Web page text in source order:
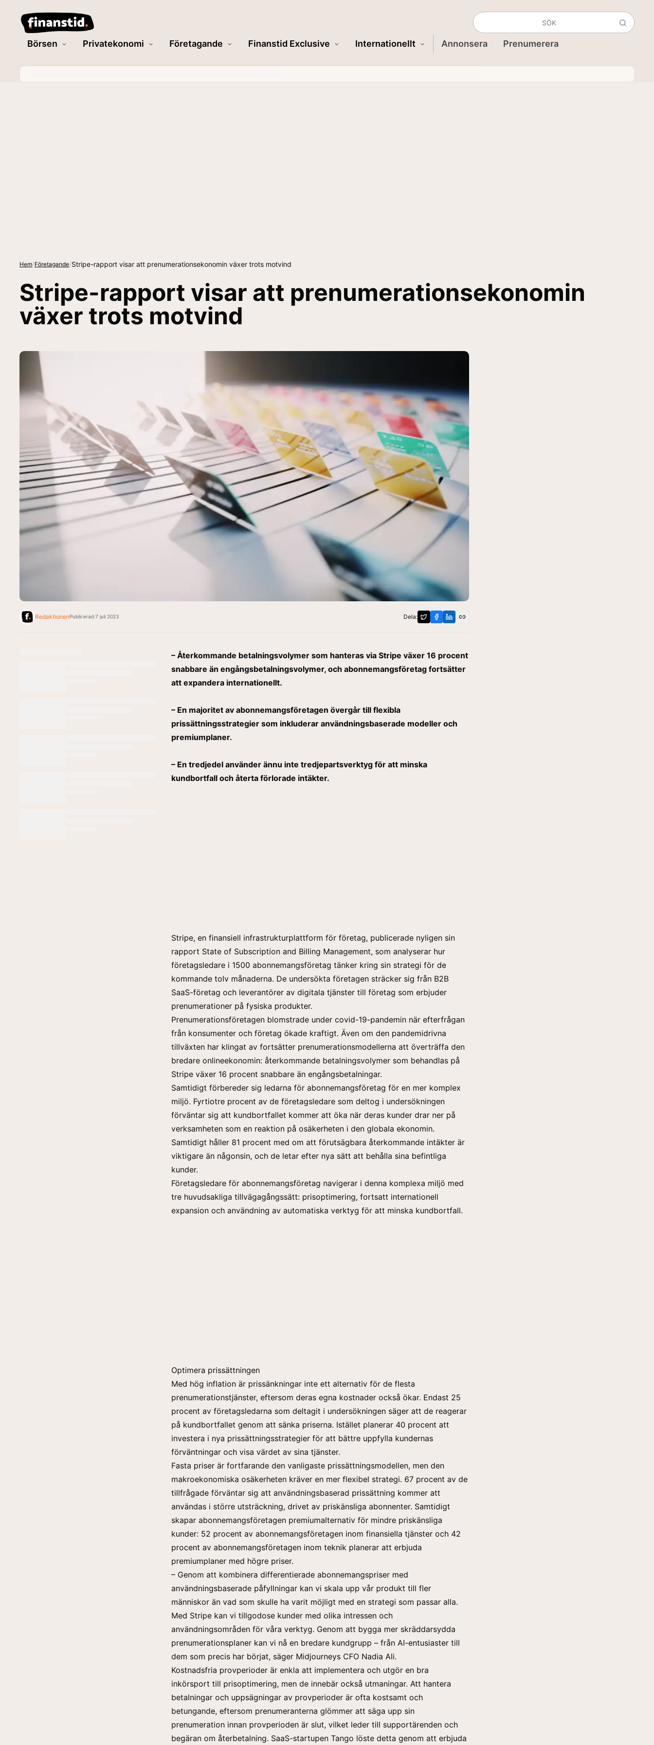
Börsen Privatekonomi Företagande Finanstid Exclusive Internationellt Annonsera Prenumerera
Hem/Företagande/Stripe-rapport visar att prenumerationsekonomin växer trots motvind
Stripe-rapport visar att prenumerationsekonomin
växer trots motvind
RedaktionenPublicerad:7 juli 2023 Dela:
– Återkommande betalningsvolymer som hanteras via Stripe växer 16 procent
snabbare än engångsbetalningsvolymer, och abonnemangsföretag fortsätter
att expandera internationellt.
– En majoritet av abonnemangsföretagen övergår till flexibla
prissättningsstrategier som inkluderar användningsbaserade modeller och
premiumplaner.
– En tredjedel använder ännu inte tredjepartsverktyg för att minska
kundbortfall och återta förlorade intäkter.
Stripe, en finansiell infrastrukturplattform för företag, publicerade nyligen sin
rapport State of Subscription and Billing Management, som analyserar hur
företagsledare i 1500 abonnemangsföretag tänker kring sin strategi för de
kommande tolv månaderna. De undersökta företagen sträcker sig från B2B
SaaS-företag och leverantörer av digitala tjänster till företag som erbjuder
prenumerationer på fysiska produkter.
Prenumerationsföretagen blomstrade under covid-19-pandemin när efterfrågan
från konsumenter och företag ökade kraftigt. Även om den pandemidrivna
tillväxten har klingat av fortsätter prenumerationsmodellerna att överträffa den
bredare onlineekonomin: återkommande betalningsvolymer som behandlas på
Stripe växer 16 procent snabbare än engångsbetalningar.
Samtidigt förbereder sig ledarna för abonnemangsföretag för en mer komplex
miljö. Fyrtiotre procent av de företagsledare som deltog i undersökningen
förväntar sig att kundbortfallet kommer att öka när deras kunder drar ner på
verksamheten som en reaktion på osäkerheten i den globala ekonomin.
Samtidigt håller 81 procent med om att förutsägbara återkommande intäkter är
viktigare än någonsin, och de letar efter nya sätt att behålla sina befintliga
kunder.
Företagsledare för abonnemangsföretag navigerar i denna komplexa miljö med
tre huvudsakliga tillvägagångssätt: prisoptimering, fortsatt internationell
expansion och användning av automatiska verktyg för att minska kundbortfall.
Optimera prissättningen
Med hög inflation är prissänkningar inte ett alternativ för de flesta
prenumerationstjänster, eftersom deras egna kostnader också ökar. Endast 25
procent av företagsledarna som deltagit i undersökningen säger att de reagerar
på kundbortfallet genom att sänka priserna. Istället planerar 40 procent att
investera i nya prissättningsstrategier för att bättre uppfylla kundernas
förväntningar och visa värdet av sina tjänster.
Fasta priser är fortfarande den vanligaste prissättningsmodellen, men den
makroekonomiska osäkerheten kräver en mer flexibel strategi. 67 procent av de
tillfrågade förväntar sig att användningsbaserad prissättning kommer att
användas i större utsträckning, drivet av priskänsliga abonnenter. Samtidigt
skapar abonnemangsföretagen premiumalternativ för mindre priskänsliga
kunder: 52 procent av abonnemangsföretagen inom finansiella tjänster och 42
procent av abonnemangsföretagen inom teknik planerar att erbjuda
premiumplaner med högre priser.
– Genom att kombinera differentierade abonnemangspriser med
användningsbaserade påfyllningar kan vi skala upp vår produkt till fler
människor än vad som skulle ha varit möjligt med en strategi som passar alla.
Med Stripe kan vi tillgodose kunder med olika intressen och
användningsområden för våra verktyg. Genom att bygga mer skräddarsydda
prenumerationsplaner kan vi nå en bredare kundgrupp – från AI-entusiaster till
dem som precis har börjat, säger Midjourneys CFO Nadia Ali.
Kostnadsfria provperioder är enkla att implementera och utgör en bra
inkörsport till prisoptimering, men de innebär också utmaningar. Att hantera
betalningar och uppsägningar av provperioder är ofta kostsamt och
betungande, eftersom prenumeranterna glömmer att säga upp sin
prenumeration innan provperioden är slut, vilket leder till supportärenden och
begäran om återbetalning. SaaS-startupen Tango löste detta genom att erbjuda